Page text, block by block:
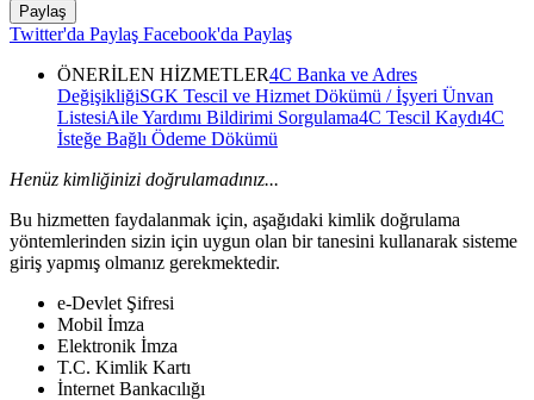
Paylaş
Twitter'da Paylaş Facebook'da Paylaş
ÖNERİLEN HİZMETLER4C Banka ve Adres
DeğişikliğiSGK Tescil ve Hizmet Dökümü / İşyeri Ünvan
ListesiAile Yardımı Bildirimi Sorgulama4C Tescil Kaydı4C
İsteğe Bağlı Ödeme Dökümü
Henüz kimliğinizi doğrulamadınız...
Bu hizmetten faydalanmak için, aşağıdaki kimlik doğrulama
yöntemlerinden sizin için uygun olan bir tanesini kullanarak sisteme
giriş yapmış olmanız gerekmektedir.
e-Devlet Şifresi
Mobil İmza
Elektronik İmza
T.C. Kimlik Kartı
İnternet Bankacılığı